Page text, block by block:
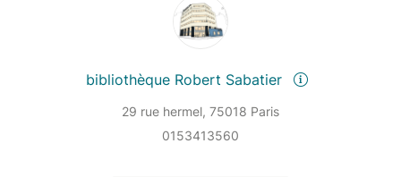
bibliothèque Robert Sabatier
29 rue hermel, 75018 Paris
0153413560